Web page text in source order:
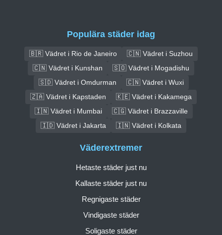
Populära städer idag
🇧🇷 Vädret i Rio de Janeiro
🇨🇳 Vädret i Suzhou
🇨🇳 Vädret i Kunshan
🇸🇴 Vädret i Mogadishu
🇸🇩 Vädret i Omdurman
🇨🇳 Vädret i Wuxi
🇿🇦 Vädret i Kapstaden
🇰🇪 Vädret i Kakamega
🇮🇳 Vädret i Mumbai
🇨🇬 Vädret i Brazzaville
🇮🇩 Vädret i Jakarta
🇮🇳 Vädret i Kolkata
Väderextremer
Hetaste städer just nu
Kallaste städer just nu
Regnigaste städer
Vindigaste städer
Soligaste städer